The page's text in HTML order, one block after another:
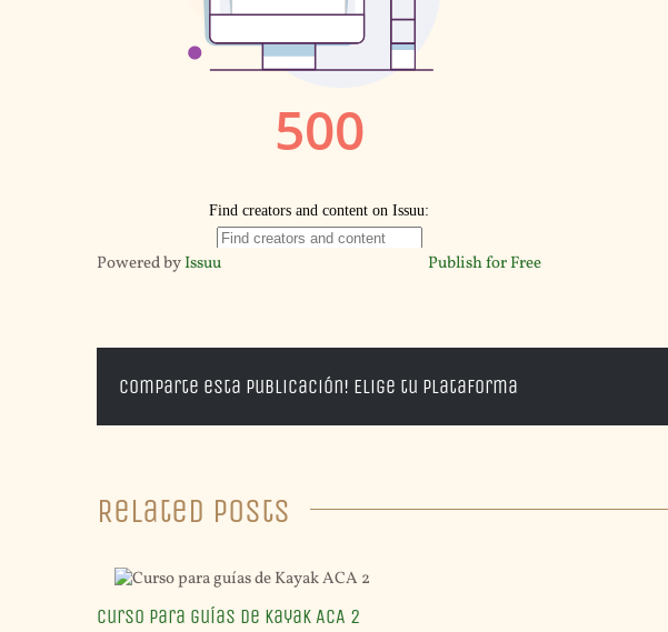
Powered byIssuu Publish for Free
Comparte esta publicación! Elige tu plataforma
Related Posts
Curso para guías de Kayak ACA 2